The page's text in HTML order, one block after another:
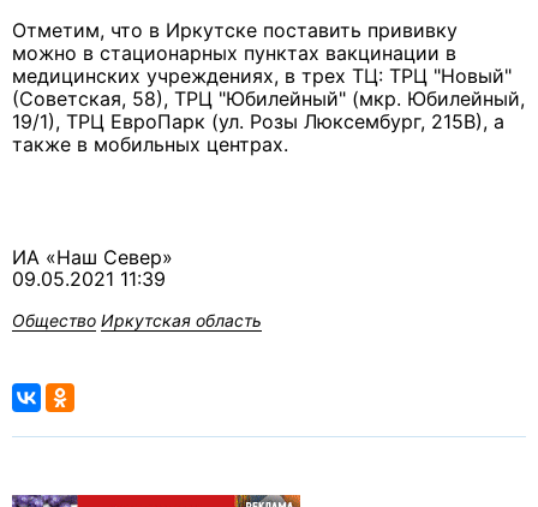
Отметим, что в Иркутске поставить прививку
можно в стационарных пунктах вакцинации в
медицинских учреждениях, в трех ТЦ: ТРЦ "Новый"
(Советская, 58), ТРЦ "Юбилейный" (мкр. Юбилейный,
19/1), ТРЦ ЕвроПарк (ул. Розы Люксембург, 215В), а
также в мобильных центрах.
ИА «Наш Север»
09.05.2021 11:39
Общество Иркутская область